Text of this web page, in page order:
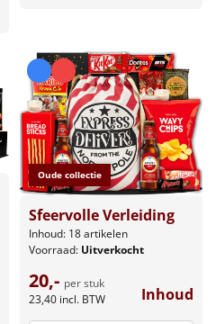
Oude collectie
Sfeervolle Verleiding
Inhoud: 18 artikelen
Voorraad: Uitverkocht
20,- per stuk
23,40 incl. BTW Inhoud